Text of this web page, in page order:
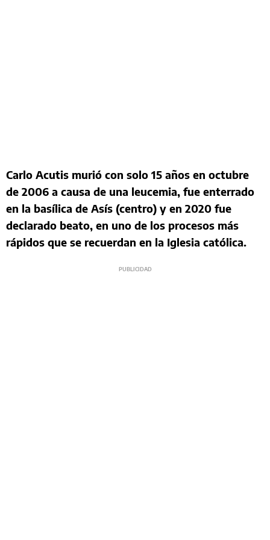
Carlo Acutis murió con solo 15 años en octubre
de 2006 a causa de una leucemia, fue enterrado
en la basílica de Asís (centro) y en 2020 fue
declarado beato, en uno de los procesos más
rápidos que se recuerdan en la Iglesia católica.